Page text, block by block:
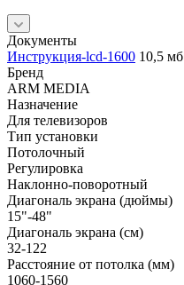
Документы
Инструкция-lcd-1600 10,5 мб
Бренд
ARM MEDIA
Назначение
Для телевизоров
Тип установки
Потолочный
Регулировка
Наклонно-поворотный
Диагональ экрана (дюймы)
15"-48"
Диагональ экрана (см)
32-122
Расстояние от потолка (мм)
1060-1560